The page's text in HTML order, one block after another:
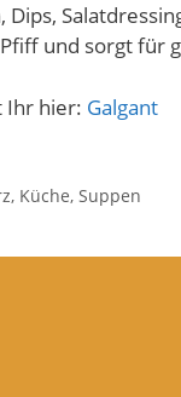
Dips,
und sorgt für
Ihr hier: Galgant
, Küche, Suppen